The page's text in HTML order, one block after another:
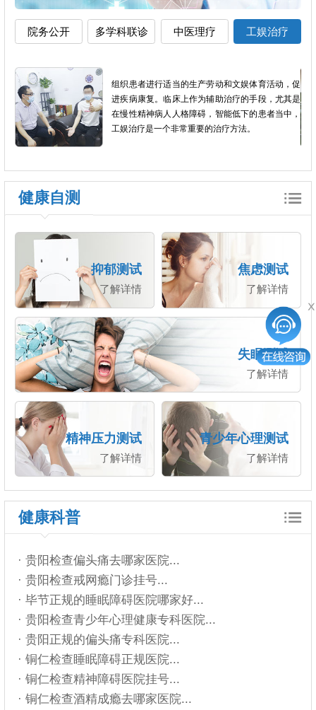
院务公开 多学科联诊 中医理疗 工娱治疗
组织患者进行适当的生产劳动和文娱体育活动，促
进疾病康复。临床上作为辅助治疗的手段，尤其是
在慢性精神病人人格障碍，智能低下的患者当中，
工娱治疗是一个非常重要的治疗方法。
健康自测
抑郁测试
了解详情
焦虑测试
了解详情
失眠测试
了解详情
精神压力测试
了解详情
青少年心理测试
了解详情
健康科普
· 贵阳检查偏头痛去哪家医院...
· 贵阳检查戒网瘾门诊挂号...
· 毕节正规的睡眠障碍医院哪家好...
· 贵阳检查青少年心理健康专科医院...
· 贵阳正规的偏头痛专科医院...
· 铜仁检查睡眠障碍正规医院...
· 铜仁检查精神障碍医院挂号...
· 铜仁检查酒精成瘾去哪家医院...